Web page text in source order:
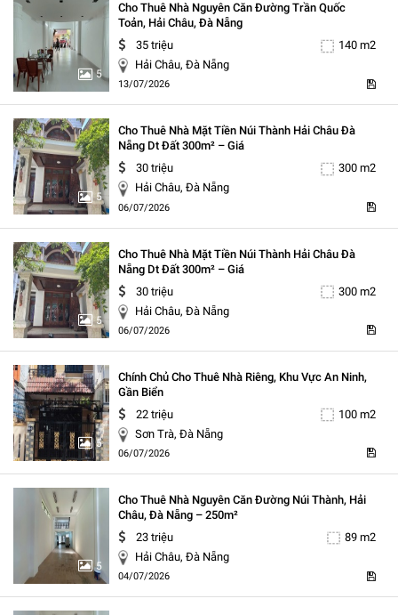
5
Cho Thuê Nhà Nguyên Căn Đường Trần Quốc
Toản, Hải Châu, Đà Nẵng
35 triệu
140 m2
Hải Châu, Đà Nẵng
13/07/2026
5
Cho Thuê Nhà Mặt Tiền Núi Thành Hải Châu Đà
Nẵng Dt Đất 300m² – Giá
30 triệu
300 m2
Hải Châu, Đà Nẵng
06/07/2026
5
Cho Thuê Nhà Mặt Tiền Núi Thành Hải Châu Đà
Nẵng Dt Đất 300m² – Giá
30 triệu
300 m2
Hải Châu, Đà Nẵng
06/07/2026
5
Chính Chủ Cho Thuê Nhà Riêng, Khu Vực An Ninh,
Gần Biển
22 triệu
100 m2
Sơn Trà, Đà Nẵng
06/07/2026
5
Cho Thuê Nhà Nguyên Căn Đường Núi Thành, Hải
Châu, Đà Nẵng – 250m²
23 triệu
89 m2
Hải Châu, Đà Nẵng
04/07/2026